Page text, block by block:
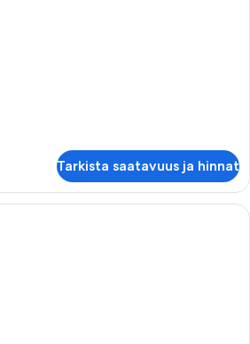
Tarkista saatavuus ja hinnat